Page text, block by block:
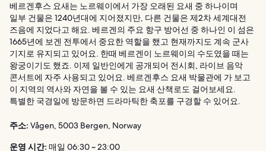
베르겐후스 요새는 노르웨이에서 가장 오래된 요새 중 하나이며
일부 건물은 1240년대에 지어졌지만, 다른 건물은 제2차 세계대전
즈음에 지었다고 해요. 베르겐의 주요 항구 방어선 중 하나인 이 섬은
1665년에 보겐 전투에서 중요한 역할을 했고 현재까지도 계속 군사
기지로 유지되고 있어요. 한때 베르겐이 노르웨이의 수도였을 때는
왕궁이기도 했죠. 이제 일반인에게 공개되어 전시회, 라이브 음악
콘서트에 자주 사용되고 있어요. 베르겐후스 요새 박물관에 가 보고
이 지역의 역사와 자연을 볼 수 있는 요새 산책로도 걸어보세요.
특별한 국경일에 방문하면 드라마틱한 축포를 구경할 수 있어요.
주소: Vågen, 5003 Bergen, Norway
운영 시간: 매일 06:30 ~ 23:00